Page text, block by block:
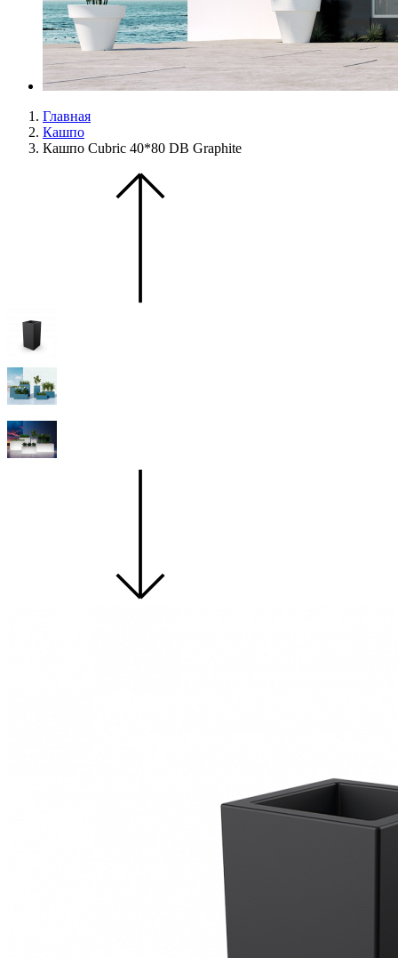
Главная
Кашпо
Кашпо Cubric 40*80 DB Graphite